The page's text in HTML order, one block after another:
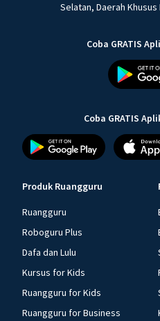
Selatan, Daerah
Coba GRATIS
Coba GRATIS
Produk Ruangguru
Ruangguru
Roboguru Plus
Dafa dan Lulu
Kursus for Kids
Ruangguru for Kids
Ruangguru for Business